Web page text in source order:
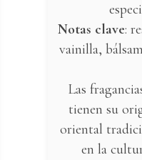
Notas clave:
vainilla,
Las
tienen su
oriental
en la